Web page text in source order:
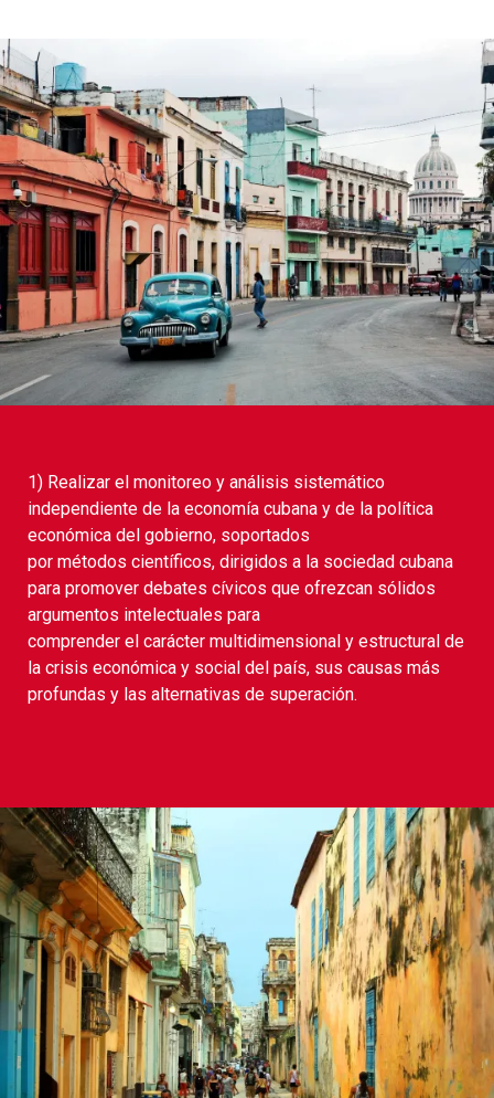
1) Realizar el monitoreo y análisis sistemático
independiente de la economía cubana y de la política
económica del gobierno, soportados
por métodos científicos, dirigidos a la sociedad cubana
para promover debates cívicos que ofrezcan sólidos
argumentos intelectuales para
comprender el carácter multidimensional y estructural de
la crisis económica y social del país, sus causas más
profundas y las alternativas de superación.